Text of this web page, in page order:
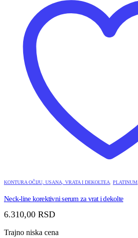
KONTURA OČIJU, USANA, VRATA I DEKOLTEA PLATINUM
Neck-line korektivni serum za vrat i dekolte
6.310,00 RSD
Trajno niska cena